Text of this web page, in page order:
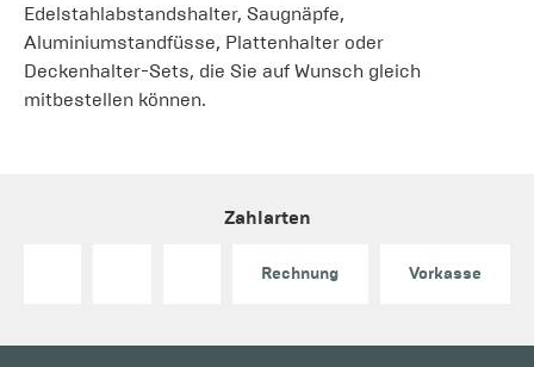
Edelstahlabstandshalter, Saugnäpfe,
Aluminiumstandfüsse, Plattenhalter oder
Deckenhalter-Sets, die Sie auf Wunsch gleich
mitbestellen können.
Zahlarten
Rechnung Vorkasse